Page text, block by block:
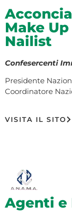
Make
Nailist
Confesercenti
Presidente
Coordinatore
VISITA IL SITO
Agenti e